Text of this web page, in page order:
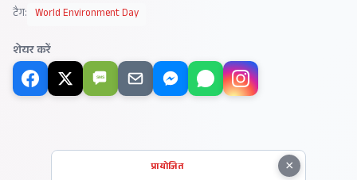
टैग: World Environment Day
शेयर करें
SMS
×
प्रायोजित